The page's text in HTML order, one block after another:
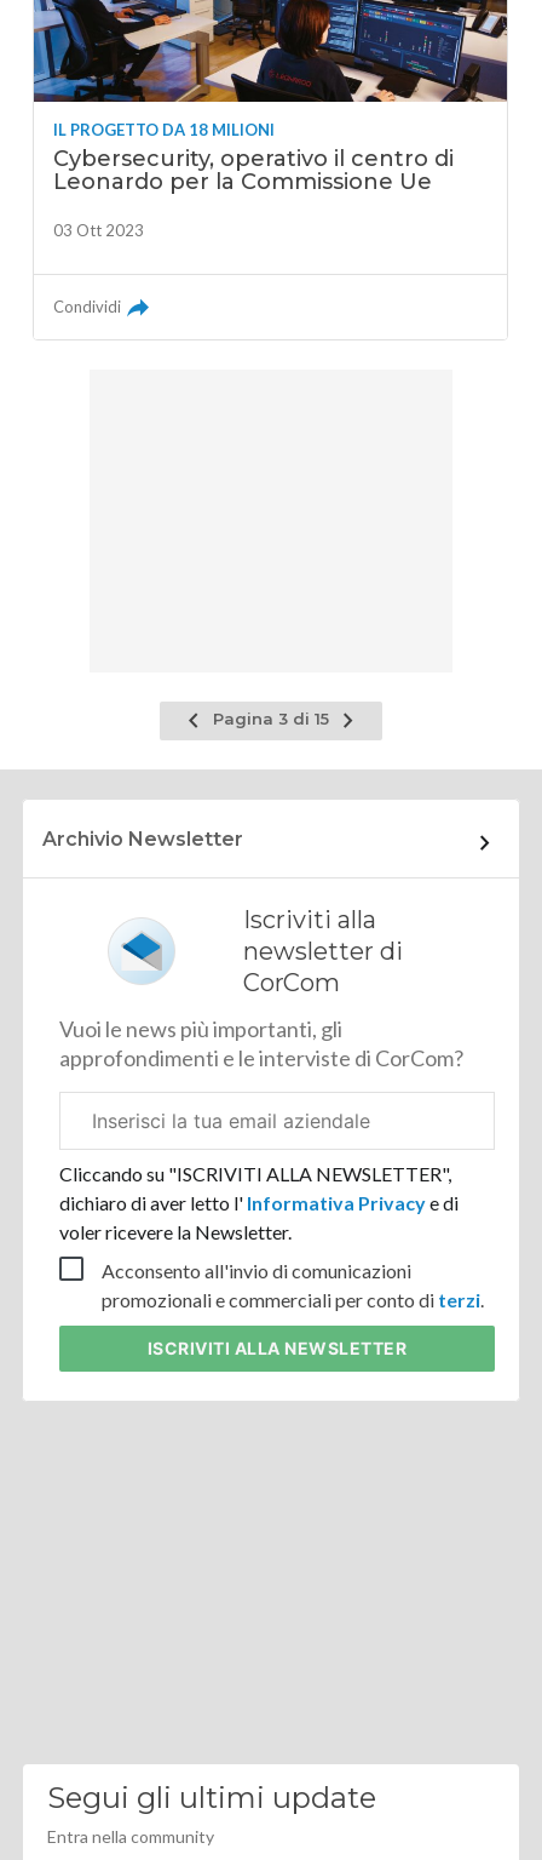
IL PROGETTO DA 18 MILIONI
Cybersecurity, operativo il centro di
Leonardo per la Commissione Ue
03 Ott 2023
Condividi
Pagina
precedente
Pagina 3 di 15
Pagina
successiva
Archivio Newsletter
Iscriviti alla
newsletter di
CorCom
Vuoi le news più importanti, gli
approfondimenti e le interviste di CorCom?
aziendale
Cliccando su "ISCRIVITI ALLA NEWSLETTER",
dichiaro di aver letto l' Informativa Privacye di
voler ricevere la Newsletter.
Acconsento all'invio di comunicazioni
promozionali e commerciali per conto di terzi.
ISCRIVITI ALLA NEWSLETTER
Segui gli ultimi update
Entra nella community